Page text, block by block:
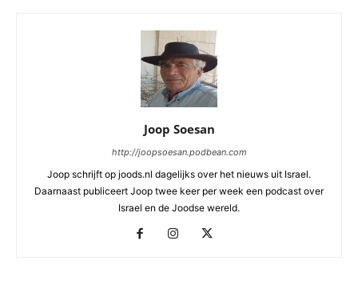
Joop Soesan
http://joopsoesan.podbean.com
Joop schrijft op joods.nl dagelijks over het nieuws uit Israel.
Daarnaast publiceert Joop twee keer per week een podcast over
Israel en de Joodse wereld.